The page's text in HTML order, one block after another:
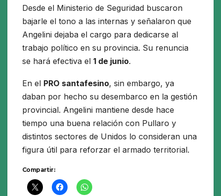
Desde el Ministerio de Seguridad buscaron
bajarle el tono a las internas y señalaron que
Angelini dejaba el cargo para dedicarse al
trabajo político en su provincia. Su renuncia
se hará efectiva el 1 de junio.
En el PRO santafesino, sin embargo, ya
daban por hecho su desembarco en la gestión
provincial. Angelini mantiene desde hace
tiempo una buena relación con Pullaro y
distintos sectores de Unidos lo consideran una
figura útil para reforzar el armado territorial.
Compartir: